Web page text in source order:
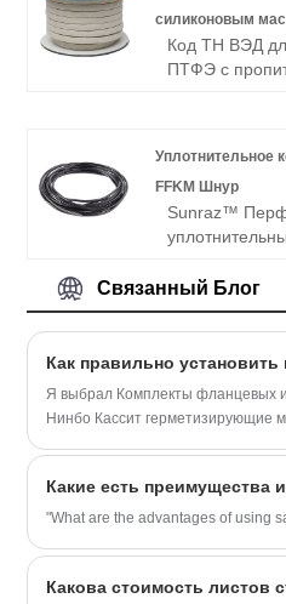
силиконовым
Код ТН ВЭД
ПТФЭ с
Уплотнительное
FFKM Шнур
Sunraz™
качеству.
получения
кольцом из
Связанный Блог
Я выбрал Комплекты фланцевых
Нинбо Кассит герметизирующие
"What are the advantages of using